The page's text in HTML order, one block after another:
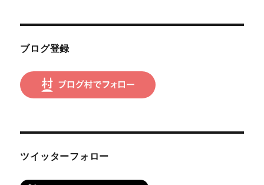
ブログ登録
ツイッターフォロー